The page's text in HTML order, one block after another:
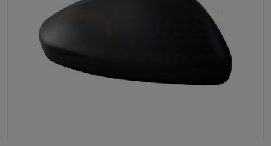
Filter & Vätskor
Bagage & Transport